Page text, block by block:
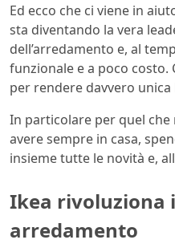
Ed ecco che ci viene in
sta diventando la vera
dell’arredamento e, al
funzionale e a poco costo.
per rendere davvero unica
In particolare per quel
avere sempre in casa,
insieme tutte le novità e,
Ikea rivoluziona
arredamento